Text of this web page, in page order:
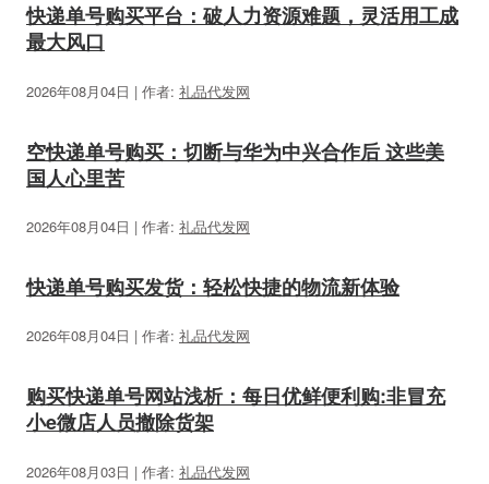
快递单号购买平台：破人力资源难题，灵活用工成
最大风口
2026年08月04日 | 作者: 礼品代发网
空快递单号购买：切断与华为中兴合作后 这些美
国人心里苦
2026年08月04日 | 作者: 礼品代发网
快递单号购买发货：轻松快捷的物流新体验
2026年08月04日 | 作者: 礼品代发网
购买快递单号网站浅析：每日优鲜便利购:非冒充
小e微店人员撤除货架
2026年08月03日 | 作者: 礼品代发网